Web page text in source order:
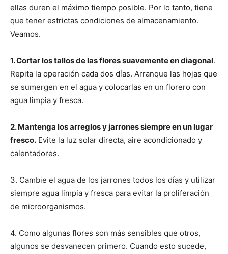
ellas duren el máximo tiempo posible. Por lo tanto, tiene
que tener estrictas condiciones de almacenamiento.
Veamos.
1. Cortar los tallos de las flores suavemente en diagonal.
Repita la operación cada dos días. Arranque las hojas que
se sumergen en el agua y colocarlas en un florero con
agua limpia y fresca.
2. Mantenga los arreglos y jarrones siempre en un lugar
fresco. Evite la luz solar directa, aire acondicionado y
calentadores.
3. Cambie el agua de los jarrones todos los días y utilizar
siempre agua limpia y fresca para evitar la proliferación
de microorganismos.
4. Como algunas flores son más sensibles que otros,
algunos se desvanecen primero. Cuando esto sucede,